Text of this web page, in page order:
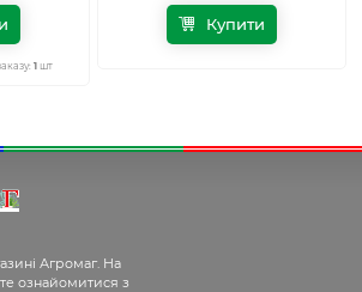
1шт
Купити
Агромаг. На
ознайомитися з